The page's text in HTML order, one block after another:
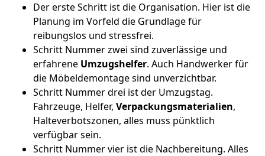
Der erste Schritt ist die Organisation. Hier ist die
Planung im Vorfeld die Grundlage für
reibungslos und stressfrei.
Schritt Nummer zwei sind zuverlässige und
erfahrene Umzugshelfer. Auch Handwerker für
die Möbeldemontage sind unverzichtbar.
Schritt Nummer drei ist der Umzugstag.
Fahrzeuge, Helfer, Verpackungsmaterialien,
Halteverbotszonen, alles muss pünktlich
verfügbar sein.
Schritt Nummer vier ist die Nachbereitung. Alles